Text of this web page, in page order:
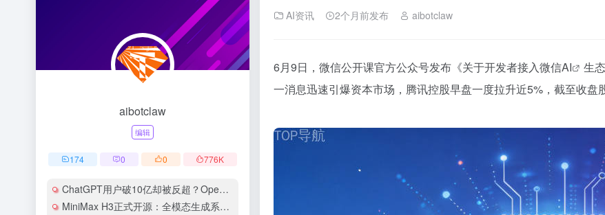
AI资讯 2个月前发布 aibotclaw
6月9日，微信公开课官方公众号发布《关于开发者接入微信AI
生
一消息迅速引爆资本市场，腾讯控股早盘一度拉升近5%，截至收盘
aibotclaw
编辑
174 0 0 776K
ChatGPT用户破10亿却被反超？OpenAI和Anthropic的竞争格局彻底变了
MiniMax H3正式开源：全模态生成系统首次开放权重，2K视频配价格仅为同类1/3